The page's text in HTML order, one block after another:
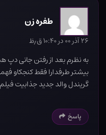
طفره زن
۲۶ آذر ۰۰ در ۱۰:۴۰ ق٫ظ
به نظرم بعد از رفتن جانی دپ
بیشتر طرفدارا فقط کنجکاو
گریندل والد جدید جذابیت فیلم
پاسخ